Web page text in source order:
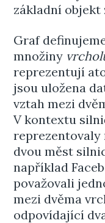
základní objekt
Graf
množiny
reprezentují
jsou uložena
vztah mezi
V kontextu
reprezentovaly
dvou měst
například
považovali
mezi dvěma
odpovídající